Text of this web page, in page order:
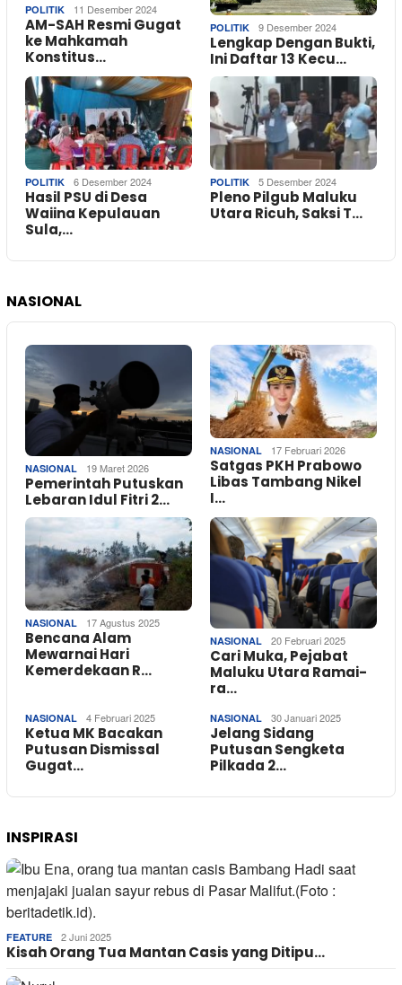
POLITIK 11 Desember 2024
AM-SAH Resmi Gugat
ke Mahkamah
Konstitus…
POLITIK 9 Desember 2024
Lengkap Dengan Bukti,
Ini Daftar 13 Kecu…
POLITIK 6 Desember 2024
Hasil PSU di Desa
Waiina Kepulauan
Sula,…
POLITIK 5 Desember 2024
Pleno Pilgub Maluku
Utara Ricuh, Saksi T…
NASIONAL
NASIONAL 19 Maret 2026
Pemerintah Putuskan
Lebaran Idul Fitri 2…
NASIONAL 17 Februari 2026
Satgas PKH Prabowo
Libas Tambang Nikel
I…
NASIONAL 17 Agustus 2025
Bencana Alam
Mewarnai Hari
Kemerdekaan R…
NASIONAL 20 Februari 2025
Cari Muka, Pejabat
Maluku Utara Ramai-
ra…
NASIONAL 4 Februari 2025
Ketua MK Bacakan
Putusan Dismissal
Gugat…
NASIONAL 30 Januari 2025
Jelang Sidang
Putusan Sengketa
Pilkada 2…
INSPIRASI
FEATURE 2 Juni 2025
Kisah Orang Tua Mantan Casis yang Ditipu…